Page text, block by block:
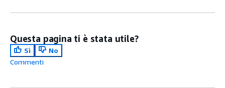
Questa pagina ti è stata utile?
Sì
No
Commenti